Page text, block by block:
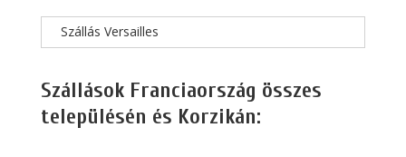
Szállás Versailles
Szállások Franciaország összes
településén és Korzikán: